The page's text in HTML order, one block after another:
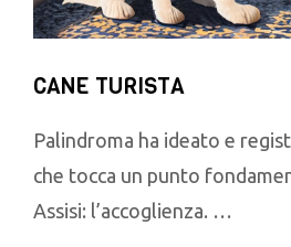
CANE TURISTA
Palindroma ha ideato e
che tocca un punto
Assisi: l’accoglienza. …